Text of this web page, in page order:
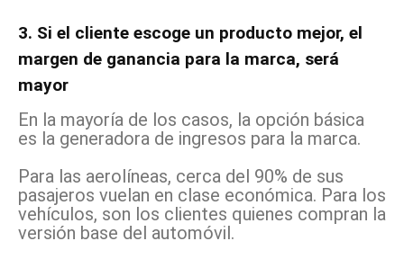
3. Si el cliente escoge un producto mejor, el
margen de ganancia para la marca, será
mayor
En la mayoría de los casos, la opción básica
es la generadora de ingresos para la marca.
Para las aerolíneas, cerca del 90% de sus
pasajeros vuelan en clase económica. Para los
vehículos, son los clientes quienes compran la
versión base del automóvil.